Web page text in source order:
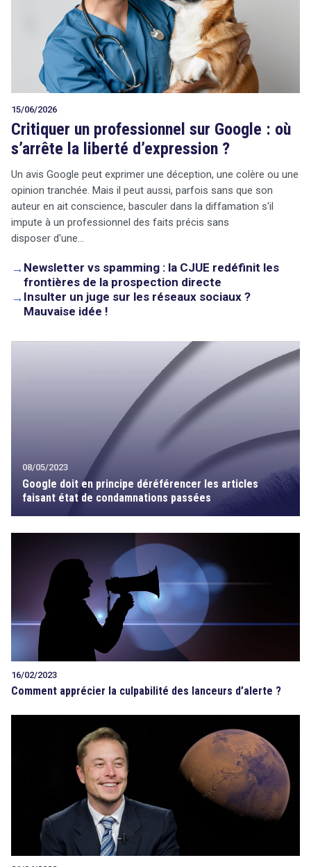
15/06/2026
Critiquer un professionnel sur Google : où
s’arrête la liberté d’expression ?
Un avis Google peut exprimer une déception, une colère ou une
opinion tranchée. Mais il peut aussi, parfois sans que son
auteur en ait conscience, basculer dans la diffamation s'il
impute à un professionnel des faits précis sans
disposer d'une…
→ Newsletter vs spamming : la CJUE redéfinit les
frontières de la prospection directe
→ Insulter un juge sur les réseaux sociaux ?
Mauvaise idée !
08/05/2023
Google doit en principe déréférencer les articles
faisant état de condamnations passées
16/02/2023
Comment apprécier la culpabilité des lanceurs d’alerte ?